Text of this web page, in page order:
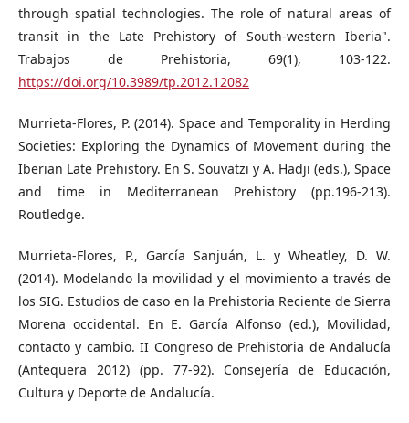
through spatial technologies. The role of natural areas of
transit in the Late Prehistory of South-western Iberia".
Trabajos de Prehistoria, 69(1), 103-122.
https://doi.org/10.3989/tp.2012.12082
Murrieta-Flores, P. (2014). Space and Temporality in Herding
Societies: Exploring the Dynamics of Movement during the
Iberian Late Prehistory. En S. Souvatzi y A. Hadji (eds.), Space
and time in Mediterranean Prehistory (pp.196-213).
Routledge.
Murrieta-Flores, P., García Sanjuán, L. y Wheatley, D. W.
(2014). Modelando la movilidad y el movimiento a través de
los SIG. Estudios de caso en la Prehistoria Reciente de Sierra
Morena occidental. En E. García Alfonso (ed.), Movilidad,
contacto y cambio. II Congreso de Prehistoria de Andalucía
(Antequera 2012) (pp. 77-92). Consejería de Educación,
Cultura y Deporte de Andalucía.